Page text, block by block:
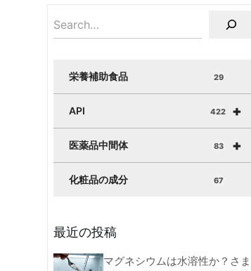
栄養補助食品 29
+
API 422
+
医薬品中間体 83
化粧品の成分 67
最近の投稿
マグネシウムは水溶性か？さま